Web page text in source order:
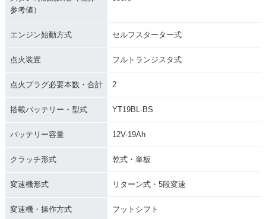
参考値）
エンジン始動方式 セルフスターター式
点火装置 フルトランジスタ式
点火プラグ必要本数・合計 2
搭載バッテリー・型式 YT19BL-BS
バッテリー容量 12V-19Ah
クラッチ形式 乾式・単板
変速機形式 リターン式・5段変速
変速機・操作方式 フットシフト